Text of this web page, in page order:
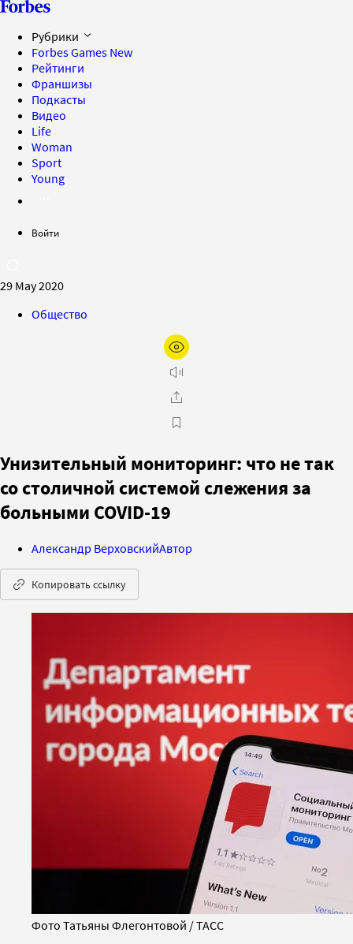
Рубрики
Forbes Games New
Рейтинги
Франшизы
Подкасты
Видео
Life
Woman
Sport
Young
Войти
29 May 2020
Общество
Унизительный мониторинг: что не так
со столичной системой слежения за
больными COVID-19
Александр ВерховскийАвтор
Копировать ссылку
Фото Татьяны Флегонтовой / ТАСС